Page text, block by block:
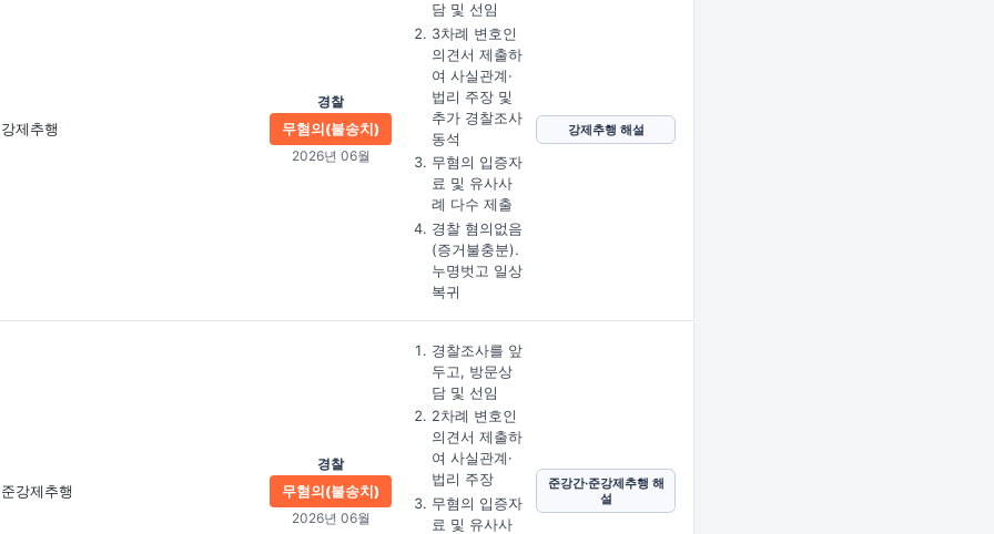
강제추행
경찰
무혐의(불송치)
2026년 06월
담 및 선임
3차례 변호인
의견서 제출하
여 사실관계·
법리 주장 및
추가 경찰조사
동석
무혐의 입증자
료 및 유사사
례 다수 제출
경찰 혐의없음
(증거불충분).
누명벗고 일상
복귀
강제추행 해설
준강제추행
경찰
무혐의(불송치)
2026년 06월
경찰조사를 앞
두고, 방문상
담 및 선임
2차례 변호인
의견서 제출하
여 사실관계·
법리 주장
무혐의 입증자
료 및 유사사
준강간·준강제추행 해
설